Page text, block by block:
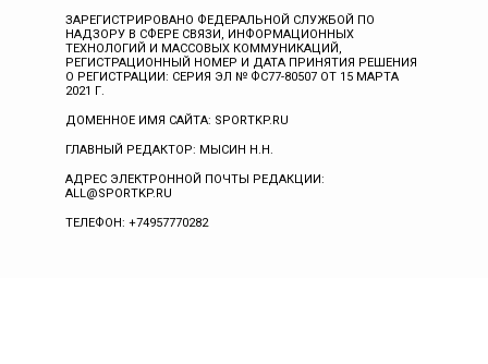
ЗАРЕГИСТРИРОВАНО ФЕДЕРАЛЬНОЙ СЛУЖБОЙ ПО
НАДЗОРУ В СФЕРЕ СВЯЗИ, ИНФОРМАЦИОННЫХ
ТЕХНОЛОГИЙ И МАССОВЫХ КОММУНИКАЦИЙ,
РЕГИСТРАЦИОННЫЙ НОМЕР И ДАТА ПРИНЯТИЯ РЕШЕНИЯ
О РЕГИСТРАЦИИ: СЕРИЯ ЭЛ № ФС77-80507 ОТ 15 МАРТА
2021 Г.
ДОМЕННОЕ ИМЯ САЙТА: SPORTKP.RU
ГЛАВНЫЙ РЕДАКТОР: МЫСИН Н.Н.
АДРЕС ЭЛЕКТРОННОЙ ПОЧТЫ РЕДАКЦИИ:
ALL@SPORTKP.RU
ТЕЛЕФОН: +74957770282